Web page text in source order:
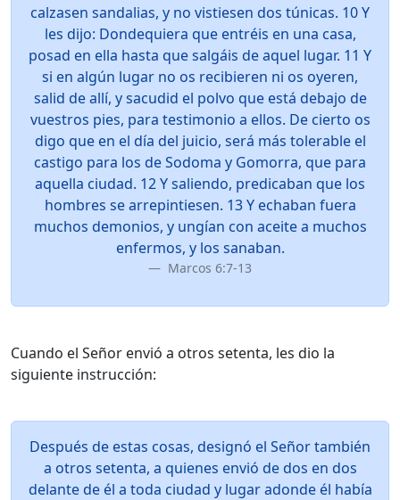
calzasen sandalias, y no vistiesen dos túnicas. 10 Y
les dijo: Dondequiera que entréis en una casa,
posad en ella hasta que salgáis de aquel lugar. 11 Y
si en algún lugar no os recibieren ni os oyeren,
salid de allí, y sacudid el polvo que está debajo de
vuestros pies, para testimonio a ellos. De cierto os
digo que en el día del juicio, será más tolerable el
castigo para los de Sodoma y Gomorra, que para
aquella ciudad. 12 Y saliendo, predicaban que los
hombres se arrepintiesen. 13 Y echaban fuera
muchos demonios, y ungían con aceite a muchos
enfermos, y los sanaban.
Marcos 6:7-13
Cuando el Señor envió a otros setenta, les dio la
siguiente instrucción:
Después de estas cosas, designó el Señor también
a otros setenta, a quienes envió de dos en dos
delante de él a toda ciudad y lugar adonde él había